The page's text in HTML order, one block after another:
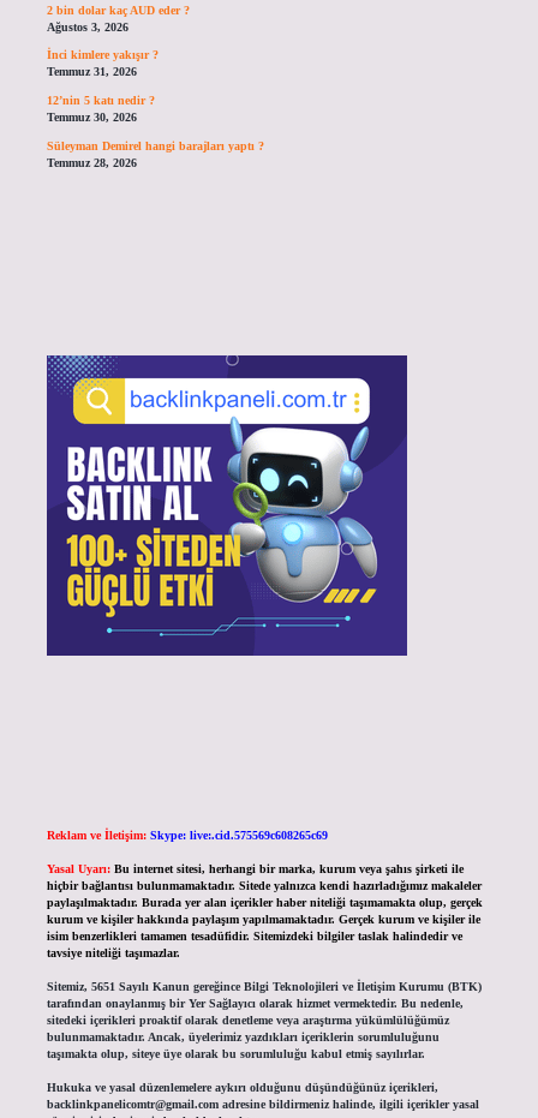
2 bin dolar kaç AUD eder ?
Ağustos 3, 2026
İnci kimlere yakışır ?
Temmuz 31, 2026
12’nin 5 katı nedir ?
Temmuz 30, 2026
Süleyman Demirel hangi barajları yaptı ?
Temmuz 28, 2026
Reklam ve İletişim: Skype: live:.cid.575569c608265c69
Yasal Uyarı: Bu internet sitesi, herhangi bir marka, kurum veya şahıs şirketi ile
hiçbir bağlantısı bulunmamaktadır. Sitede yalnızca kendi hazırladığımız makaleler
paylaşılmaktadır. Burada yer alan içerikler haber niteliği taşımamakta olup, gerçek
kurum ve kişiler hakkında paylaşım yapılmamaktadır. Gerçek kurum ve kişiler ile
isim benzerlikleri tamamen tesadüfidir. Sitemizdeki bilgiler taslak halindedir ve
tavsiye niteliği taşımazlar.
Sitemiz, 5651 Sayılı Kanun gereğince Bilgi Teknolojileri ve İletişim Kurumu (BTK)
tarafından onaylanmış bir Yer Sağlayıcı olarak hizmet vermektedir. Bu nedenle,
sitedeki içerikleri proaktif olarak denetleme veya araştırma yükümlülüğümüz
bulunmamaktadır. Ancak, üyelerimiz yazdıkları içeriklerin sorumluluğunu
taşımakta olup, siteye üye olarak bu sorumluluğu kabul etmiş sayılırlar.
Hukuka ve yasal düzenlemelere aykırı olduğunu düşündüğünüz içerikleri,
backlinkpanelicomtr@gmail.comadresine bildirmeniz halinde, ilgili içerikler yasal